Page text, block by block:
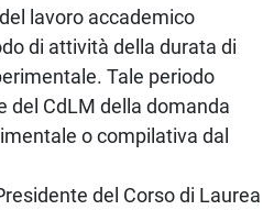
lavoro accademico
di attività della durata di
Tale periodo
del CdLM della domanda
o compilativa dal
del Corso di Laurea